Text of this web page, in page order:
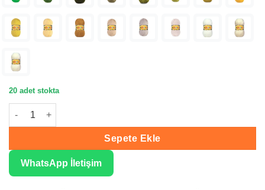
20 adet stokta
Nako Bonbon Lüx Mint Örgü İpliği 98340 adet
Sepete Ekle
WhatsApp İletişim